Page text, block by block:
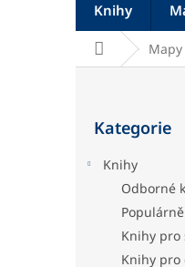
Knihy
Domů Mapy
kategorie
Kategorie
Knihy
Odborné
Knihy
Knihy pro